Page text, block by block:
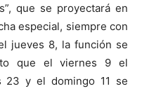
que se proyectará en
especial, siempre con
jueves 8, la función se
que el viernes 9 el
23 y el domingo 11 se